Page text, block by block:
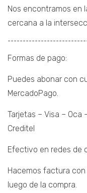
Nos encontramos en
cercana a la
Formas de pago:
Puedes abonar con
MercadoPago.
Tarjetas – Visa – Oca
Creditel
Efectivo en redes de
Hacemos factura con
luego de la compra.